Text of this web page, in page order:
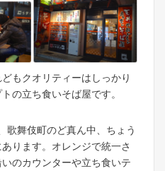
もクオリティーはしっかり
の立ち食いそば屋です。
歌舞伎町のど真ん中、ちょう
ります。オレンジで統一さ
のカウンターや立ち食いテ